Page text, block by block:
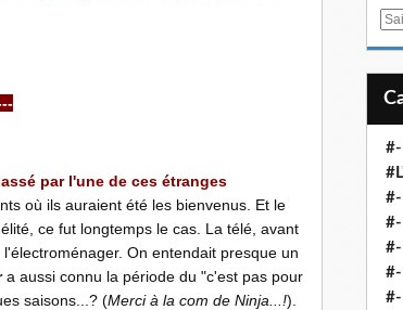
par l'une de ces étranges
où ils auraient été les bienvenus. Et le
ce fut longtemps le cas. La télé, avant
On entendait presque un
a aussi connu la période du "c'est pas pour
saisons...? (Merci à la com de Ninja...!).
E
#-
#-
#-
#-
#-
#-